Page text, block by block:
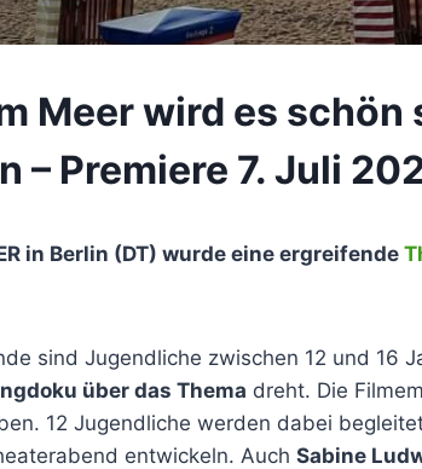
Meer wird es
– Premiere 7. Juli
in Berlin (DT) wurde eine ergreifende
sind Jugendliche zwischen 12 und 16
über das Thema dreht. Die
12 Jugendliche werden dabei
entwickeln. Auch Sabine